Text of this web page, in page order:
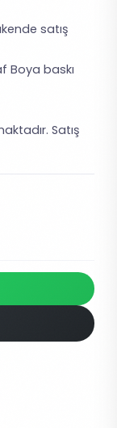
satış
Boya baskı
Satış